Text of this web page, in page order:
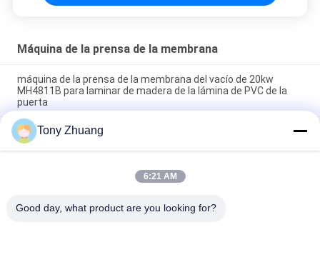
Máquina de la prensa de la membrana
máquina de la prensa de la membrana del vacío de 20kw
MH4811B para laminar de madera de la lámina de PVC de la
puerta
La máquina de trabajo MH4812D1 de la prensa de la
membrana de T60mm limpia la máquina con la aspiradora que
lamina
210 poste de la máquina L3000mm MDK5531 NC de la prensa
Tony Zhuang
6:21 AM
Good day, what product are you looking for?